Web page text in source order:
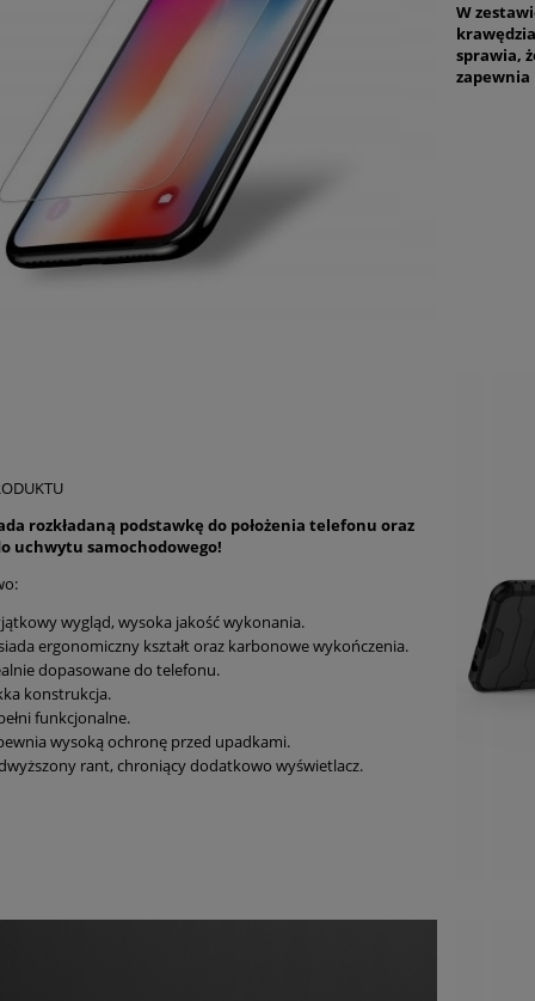
W
sprawia,
zapewnia
rozkładaną podstawkę do położenia telefonu oraz
uchwytu samochodowego!
wygląd, wysoka jakość wykonania.
ergonomiczny kształt oraz karbonowe wykończenia.
dopasowane do telefonu.
konstrukcja.
funkcjonalne.
wysoką ochronę przed upadkami.
rant, chroniący dodatkowo wyświetlacz.